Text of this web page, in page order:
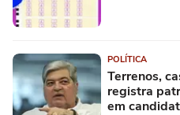
POLÍTICA
Terrenos,
registra
em